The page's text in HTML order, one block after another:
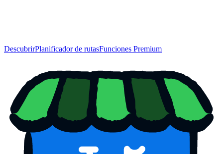
DescubrirPlanificador de rutasFunciones Premium